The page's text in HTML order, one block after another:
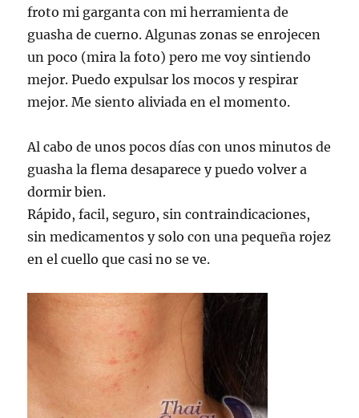
froto mi garganta con mi herramienta de
guasha de cuerno. Algunas zonas se enrojecen
un poco (mira la foto) pero me voy sintiendo
mejor. Puedo expulsar los mocos y respirar
mejor. Me siento aliviada en el momento.
Al cabo de unos pocos días con unos minutos de
guasha la flema desaparece y puedo volver a
dormir bien.
Rápido, facil, seguro, sin contraindicaciones,
sin medicamentos y solo con una pequeña rojez
en el cuello que casi no se ve.